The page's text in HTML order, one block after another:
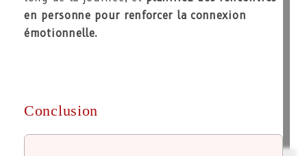
en personne pour renforcer la connexion
émotionnelle.
Conclusion